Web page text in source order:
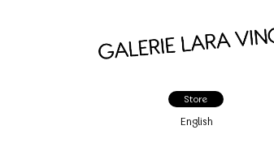
Store
English